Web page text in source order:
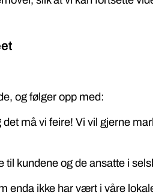
og følger opp med:
må vi feire! Vi vil gjerne
til kundene og de ansatte i
enda ikke har vært i våre